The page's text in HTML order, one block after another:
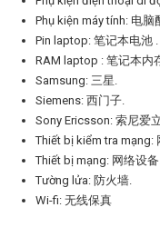
Phụ kiện máy tính: 电脑
Pin laptop: 笔记本电池 .
RAM laptop : 笔记本内
Samsung: 三星.
Siemens: 西门子.
Sony Ericsson: 索尼爱
Thiết bị kiểm tra mạng:
Thiết bị mạng: 网络设备.
Tường lửa: 防火墙.
Wi-fi: 无线保真